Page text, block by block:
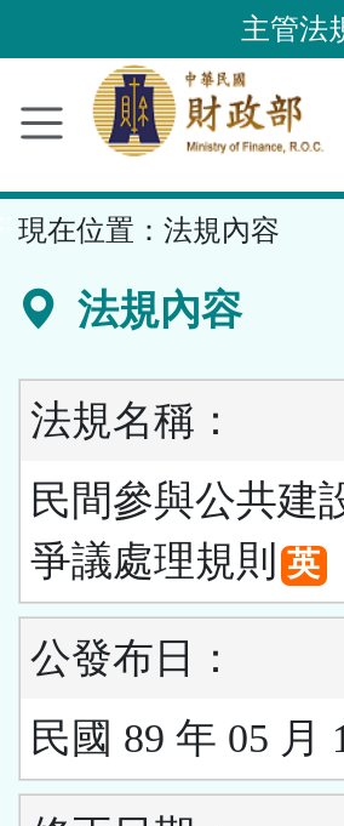
到
要
容
區
主管法
現在位置： 法規內容
法規內容
法規名稱：
民間參與公共建
爭議處理規則 英
公發布日：
民國 89 年 05 月